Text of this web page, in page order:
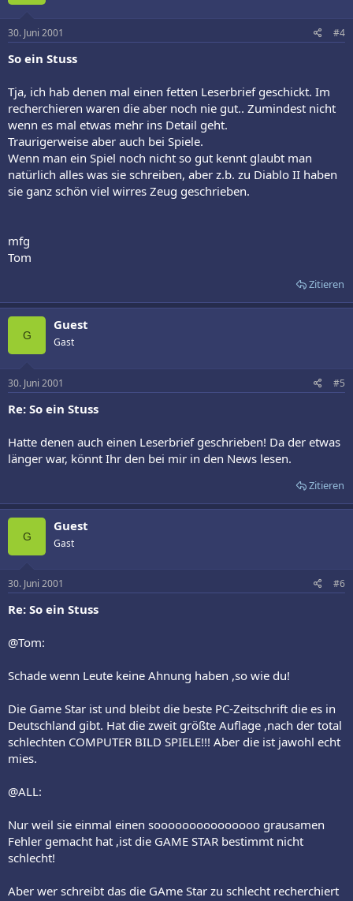
30. Juni 2001 #4
So ein Stuss
Tja, ich hab denen mal einen fetten Leserbrief geschickt. Im
recherchieren waren die aber noch nie gut.. Zumindest nicht
wenn es mal etwas mehr ins Detail geht.
Traurigerweise aber auch bei Spiele.
Wenn man ein Spiel noch nicht so gut kennt glaubt man
natürlich alles was sie schreiben, aber z.b. zu Diablo II haben
sie ganz schön viel wirres Zeug geschrieben.
mfg
Tom
Zitieren
G
Guest
Gast
30. Juni 2001 #5
Re: So ein Stuss
Hatte denen auch einen Leserbrief geschrieben! Da der etwas
länger war, könnt Ihr den bei mir in den News lesen.
Zitieren
G
Guest
Gast
30. Juni 2001 #6
Re: So ein Stuss
@Tom:
Schade wenn Leute keine Ahnung haben ,so wie du!
Die Game Star ist und bleibt die beste PC-Zeitschrift die es in
Deutschland gibt. Hat die zweit größte Auflage ,nach der total
schlechten COMPUTER BILD SPIELE!!! Aber die ist jawohl echt
mies.
@ALL:
Nur weil sie einmal einen sooooooooooooooo grausamen
Fehler gemacht hat ,ist die GAME STAR bestimmt nicht
schlecht!
Aber wer schreibt das die GAme Star zu schlecht recherchiert